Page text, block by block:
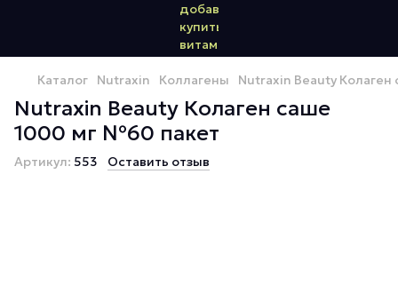
Каталог Nutraxin Коллагены Nutraxin Beauty
Nutraxin Beauty Колаген саше
1000 мг №60 пакет
Артикул: 553 Оставить отзыв